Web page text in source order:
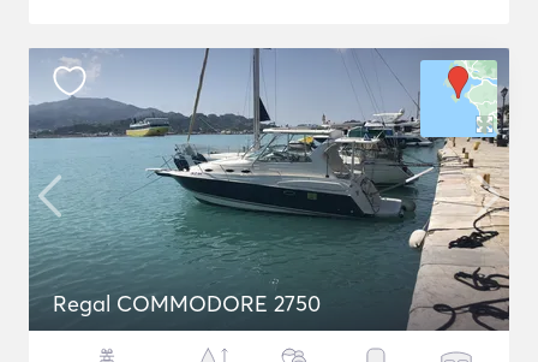
Regal COMMODORE 2750